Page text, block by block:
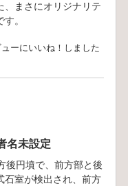
、まさにオリジナリテ
。
ーにいいね！しました
名未設定
後円墳で、前方部と後
石室が検出され、前方